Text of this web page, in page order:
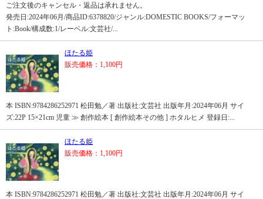
ご注文後のキャンセル・返品は承れません。
発売日:2024年06月/商品ID:6378820/ジャンル:DOMESTIC BOOKS/フォーマッ
ト:Book/構成数:1/レーベル:文芸社/...
ほたる姫
販売価格：1,100円
本 ISBN:9784286252971 松田勉／著 出版社:文芸社 出版年月:2024年06月 サイ
ズ:22P 15×21cm 児童 ≫ 創作絵本 [ 創作絵本その他 ] ホタルヒメ 登録日:...
ほたる姫
販売価格：1,100円
本 ISBN:9784286252971 松田勉／著 出版社:文芸社 出版年月:2024年06月 サイ